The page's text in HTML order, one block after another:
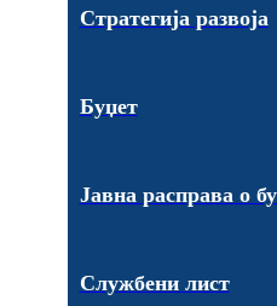
Стратегија развоја
Буџет
Јавна расправа о
Службени лист